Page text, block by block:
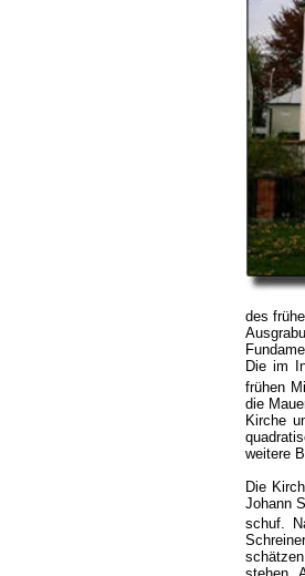
des
Die im
frühen
die
Kirche
weitere
Die
Johann
schuf.